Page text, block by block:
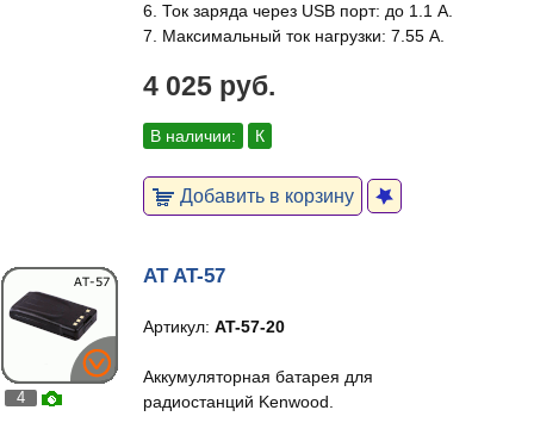
6. Ток заряда через USB порт: до 1.1 А.
7. Максимальный ток нагрузки: 7.55 А.
4 025 руб.
В наличии: К
Добавить в корзину
4
AT AT-57
Артикул: AT-57-20
Аккумуляторная батарея для
радиостанций Kenwood.